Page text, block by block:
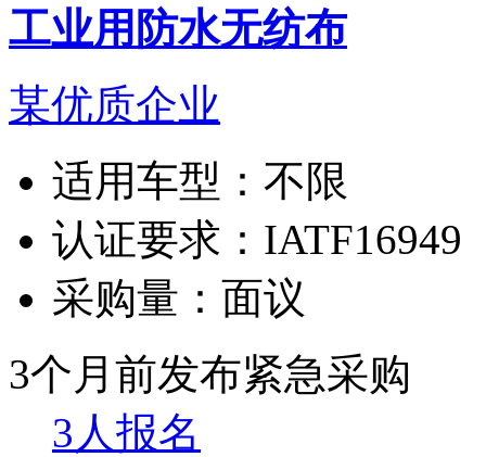
工业用防水无纺布
某优质企业
适用车型： 不限
认证要求： IATF16949
采购量： 面议
3个月前发布紧急采购
3人报名